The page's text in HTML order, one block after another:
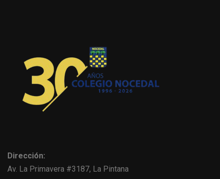
Dirección:
Av. La Primavera #3187, La Pintana